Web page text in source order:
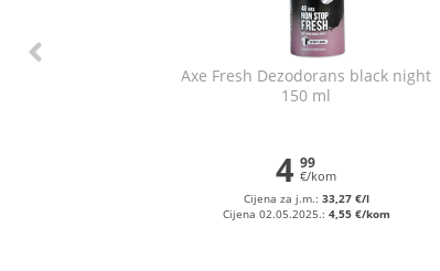
Axe Fresh Dezodorans black night
150 ml
4 99
€/kom
Cijena za j.m.: 33,27 €/l
Cijena 02.05.2025.: 4,55 €/kom